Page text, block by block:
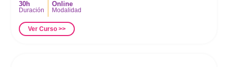
30h
Duración
Online
Modalidad
Ver Curso >>